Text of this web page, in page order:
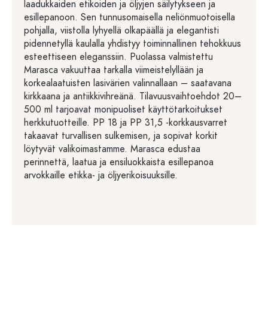
laadukkaiden etikoiden ja öljyjen säilytykseen ja
esillepanoon. Sen tunnusomaisella neliönmuotoisella
pohjalla, viistolla lyhyellä olkapäällä ja elegantisti
pidennetyllä kaulalla yhdistyy toiminnallinen tehokkuus
esteettiseen eleganssiin. Puolassa valmistettu
Marasca vakuuttaa tarkalla viimeistelyllään ja
korkealaatuisten lasivärien valinnallaan – saatavana
kirkkaana ja antiikkivihreänä. Tilavuusvaihtoehdot 20–
500 ml tarjoavat monipuoliset käyttötarkoitukset
herkkutuotteille. PP 18 ja PP 31,5 -korkkausvarret
takaavat turvallisen sulkemisen, ja sopivat korkit
löytyvät valikoimastamme. Marasca edustaa
perinnettä, laatua ja ensiluokkaista esillepanoa
arvokkaille etikka- ja öljyerikoisuuksille.